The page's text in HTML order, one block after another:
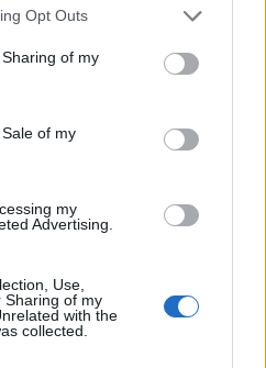
app uses one or more Google
behaviour. You may click to
and its third-party tags to
purposes in below Google
Opt Outs
of my
of my
my
Advertising.
Use,
Sharing of my
with the
collected.
Nagy Hall”, valamiféle
alkalommal lát egy
ami leginkább Süsü
baromijó ötlet, csak
már barlang, az ott
semmi sem látszik, ez
tetszett, hogy a színészek
ráadásul nekem egyedül
közül még maximum
szerepjátékosként, ám a
Kate-et nem. A beszélő